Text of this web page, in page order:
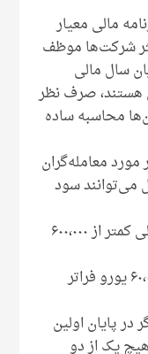
مالی معیار
شرکت‌ها موظف
سال مالی
هستند، صرف نظر
محاسبه ساده
در مورد معامله‌گران
می‌توانند سود
• گردش مالی سالانه در دو سال متوالی کمتر از ۶۰۰،۰۰۰
• سود سالانه در هر دو سال از مرز ۶۰،۰۰۰ یورو فراتر
پایان اولین
یک از دو